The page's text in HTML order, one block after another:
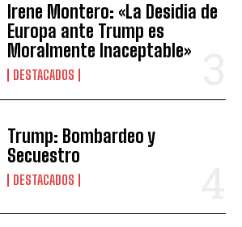
Irene Montero: «La Desidia de
Europa ante Trump es
Moralmente Inaceptable»
DESTACADOS
Trump: Bombardeo y
Secuestro
DESTACADOS